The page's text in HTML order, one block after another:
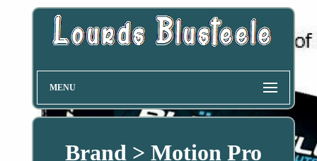
MENU
Brand > Motion Pro